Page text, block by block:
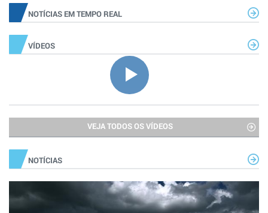
NOTÍCIAS EM TEMPO REAL
VÍDEOS
VEJA TODOS OS VÍDEOS
NOTÍCIAS